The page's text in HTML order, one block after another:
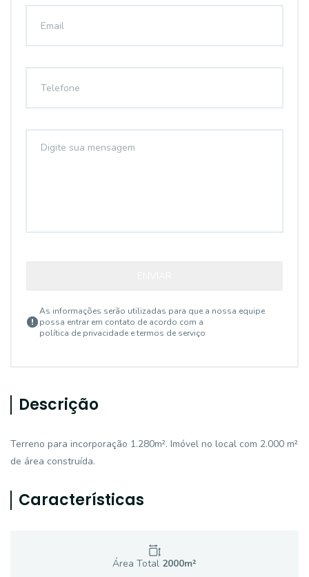
As informações serão utilizadas para que a nossa equipe
possa entrar em contato de acordo com a
política de privacidade e termos de serviço
Descrição
Terreno para incorporação 1.280m². Imóvel no local com 2.000 m²
de área construída.
Características
Área Total 2000m²